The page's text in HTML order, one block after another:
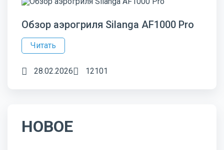
Обзор аэрогриля Silanga AF1000 Pro
Читать
28.02.2026 12101
НОВОЕ